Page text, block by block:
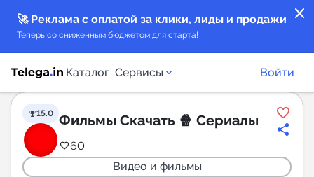
close
🚀 Реклама с оплатой за клики, лиды и продажи
Теперь со сниженным бюджетом для старта!
Каталог Сервисы
Каталог каналов
Каталог ботов
Войти
15.0 Фильмы Скачать 🍿 Сериалы
60
Видео и фильмы